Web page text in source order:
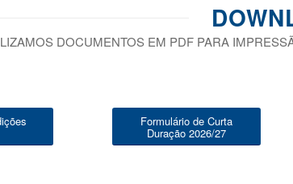
DOCUMENTOS EM PDF PARA
Formulário de Curta
Duração 2026/27